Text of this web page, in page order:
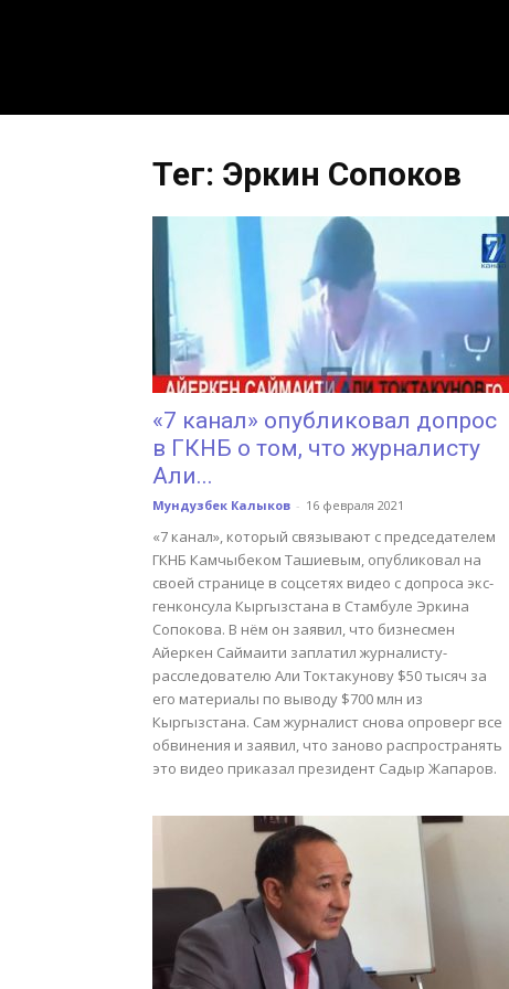
Тег: Эркин Сопоков
«7 канал» опубликовал допрос
в ГКНБ о том, что журналисту
Али...
Мундузбек Калыков - 16 февраля 2021
«7 канал», который связывают с председателем
ГКНБ Камчыбеком Ташиевым, опубликовал на
своей странице в соцсетях видео с допроса экс-
генконсула Кыргызстана в Стамбуле Эркина
Сопокова. В нём он заявил, что бизнесмен
Айеркен Саймаити заплатил журналисту-
расследователю Али Токтакунову $50 тысяч за
его материалы по выводу $700 млн из
Кыргызстана. Сам журналист снова опроверг все
обвинения и заявил, что заново распространять
это видео приказал президент Садыр Жапаров.